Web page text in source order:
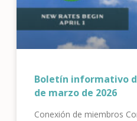
Boletín informativo
de marzo de 2026
Conexión de miembros